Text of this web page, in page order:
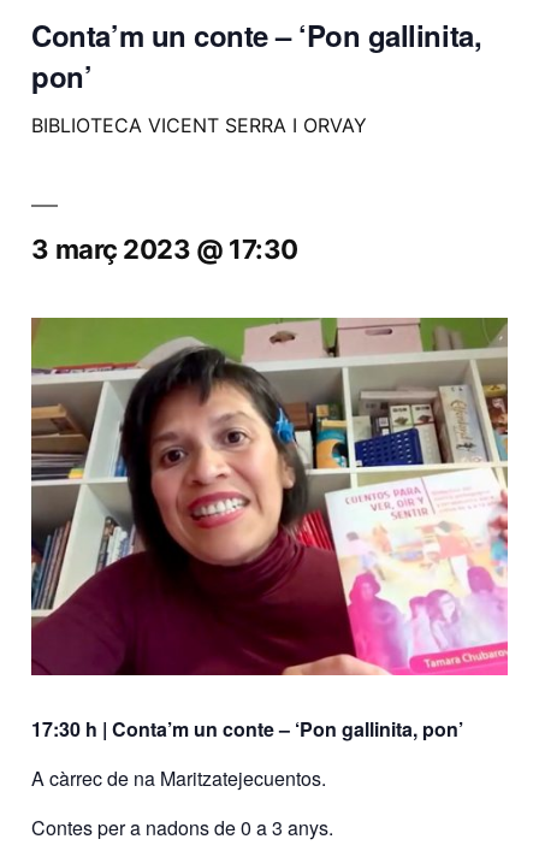
Conta’m un conte – ‘Pon gallinita,
pon’
BIBLIOTECA VICENT SERRA I ORVAY
3 març 2023 @ 17:30
17:30 h | Conta’m un conte – ‘Pon gallinita, pon’
A càrrec de na Maritzatejecuentos.
Contes per a nadons de 0 a 3 anys.